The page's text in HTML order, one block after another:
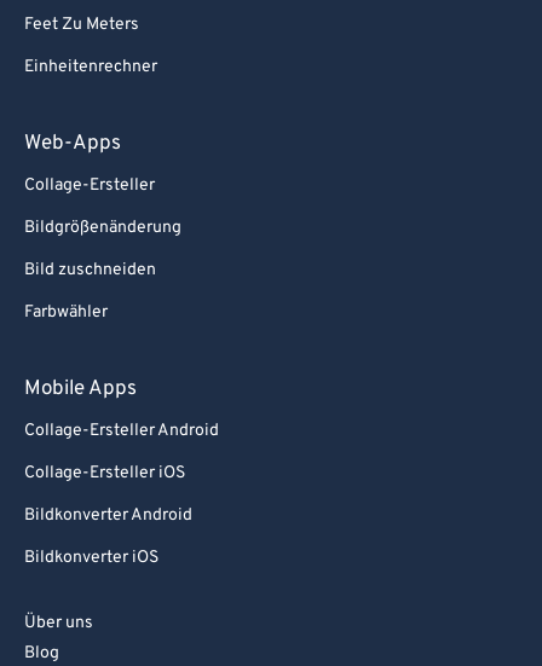
Feet Zu Meters
Einheitenrechner
Web-Apps
Collage-Ersteller
Bildgrößenänderung
Bild zuschneiden
Farbwähler
Mobile Apps
Collage-Ersteller Android
Collage-Ersteller iOS
Bildkonverter Android
Bildkonverter iOS
Über uns
Blog